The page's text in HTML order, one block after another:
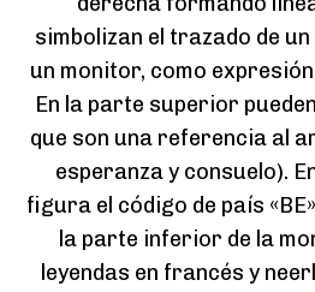
simbolizan el trazado de
un monitor, como
En la parte superior
que son una referencia al
esperanza y consuelo).
figura el código de país
la parte inferior de la
leyendas en francés y